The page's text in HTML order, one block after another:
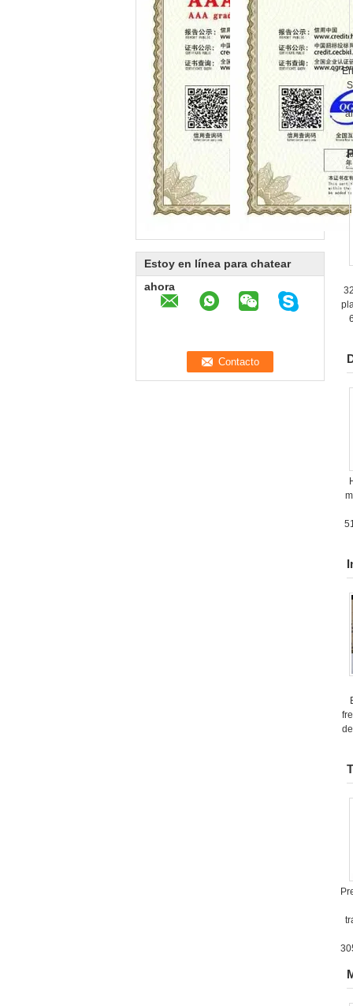
Estoy en línea para chatear
ahora